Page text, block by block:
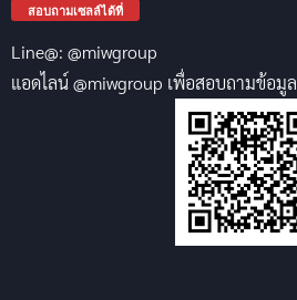
สอบถามเซลล์ได้ที่
Line@: @miwgroup
แอดไลน์ @miwgroup เพื่อสอบถามข้อมูล